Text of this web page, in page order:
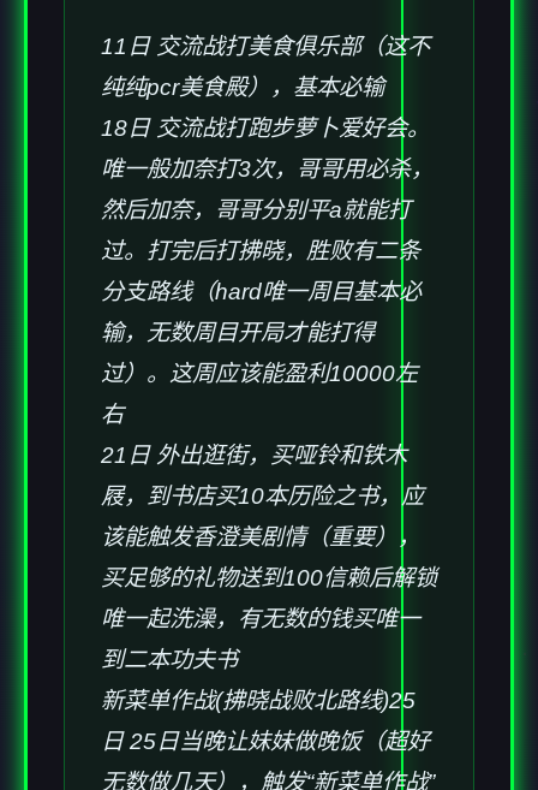
11日 交流战打美食俱乐部（这不
纯纯pcr美食殿），基本必输
18日 交流战打跑步萝卜爱好会。
唯一般加奈打3次，哥哥用必杀，
然后加奈，哥哥分别平a就能打
过。打完后打拂晓，胜败有二条
分支路线（hard唯一周目基本必
输，无数周目开局才能打得
过）。这周应该能盈利10000左
右
21日 外出逛街，买哑铃和铁木
屐，到书店买10本历险之书，应
该能触发香澄美剧情（重要），
买足够的礼物送到100信赖后解锁
唯一起洗澡，有无数的钱买唯一
到二本功夫书
新菜单作战(拂晓战败北路线)25
日 25日当晚让妹妹做晚饭（超好
无数做几天），触发“新菜单作战”